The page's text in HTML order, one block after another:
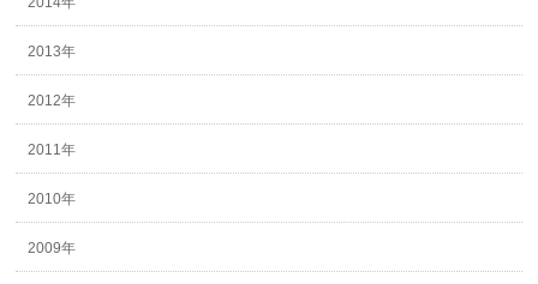
2013年
2012年
2011年
2010年
2009年